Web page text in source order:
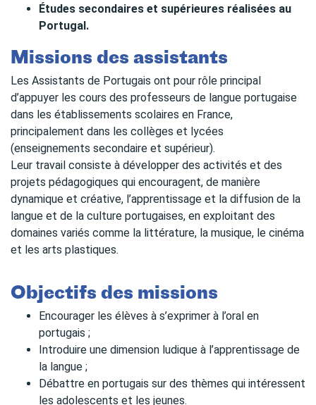
Études secondaires et supérieures réalisées au
Portugal.
Missions des assistants
Les Assistants de Portugais ont pour rôle principal
d’appuyer les cours des professeurs de langue portugaise
dans les établissements scolaires en France,
principalement dans les collèges et lycées
(enseignements secondaire et supérieur).
Leur travail consiste à développer des activités et des
projets pédagogiques qui encouragent, de manière
dynamique et créative, l’apprentissage et la diffusion de la
langue et de la culture portugaises, en exploitant des
domaines variés comme la littérature, la musique, le cinéma
et les arts plastiques.
Objectifs des missions
Encourager les élèves à s’exprimer à l’oral en
portugais ;
Introduire une dimension ludique à l’apprentissage de
la langue ;
Débattre en portugais sur des thèmes qui intéressent
les adolescents et les jeunes.